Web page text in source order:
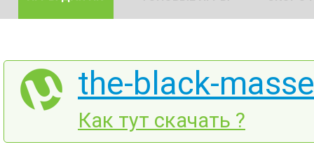
the-black-
Как тут скачать ?